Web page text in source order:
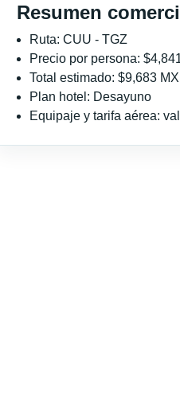
Resumen
Ruta: CUU - TGZ
Precio por persona:
Total estimado: $9,683
Plan hotel: Desayuno
Equipaje y tarifa aérea: